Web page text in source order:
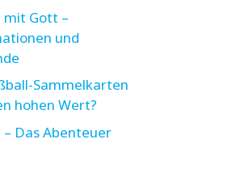
mit Gott –
und
Sammelkarten
hohen Wert?
Das Abenteuer